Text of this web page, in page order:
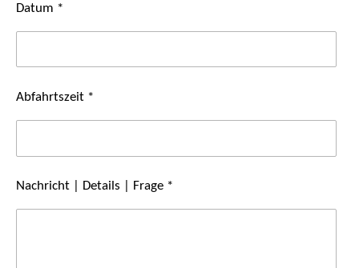
Datum *
Abfahrtszeit *
Nachricht | Details | Frage *